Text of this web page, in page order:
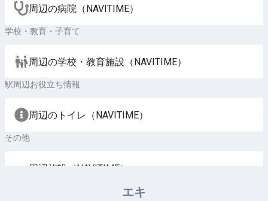
周辺の病院（NAVITIME）
学校・教育・子育て
周辺の学校・教育施設（NAVITIME）
駅周辺お役立ち情報
周辺のトイレ（NAVITIME）
その他
周辺施設（NAVITIME）
エキ